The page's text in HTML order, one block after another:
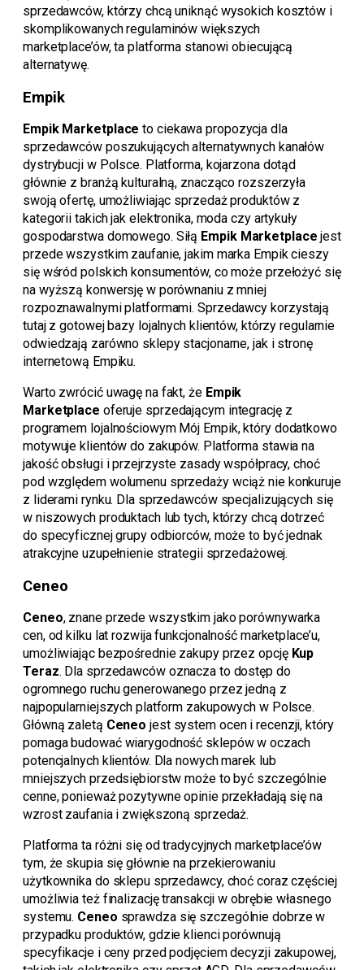
sprzedawców, którzy chcą uniknąć wysokich kosztów i
skomplikowanych regulaminów większych
marketplace’ów, ta platforma stanowi obiecującą
alternatywę.
Empik
Empik Marketplace to ciekawa propozycja dla
sprzedawców poszukujących alternatywnych kanałów
dystrybucji w Polsce. Platforma, kojarzona dotąd
głównie z branżą kulturalną, znacząco rozszerzyła
swoją ofertę, umożliwiając sprzedaż produktów z
kategorii takich jak elektronika, moda czy artykuły
gospodarstwa domowego. Siłą Empik Marketplace jest
przede wszystkim zaufanie, jakim marka Empik cieszy
się wśród polskich konsumentów, co może przełożyć się
na wyższą konwersję w porównaniu z mniej
rozpoznawalnymi platformami. Sprzedawcy korzystają
tutaj z gotowej bazy lojalnych klientów, którzy regularnie
odwiedzają zarówno sklepy stacjonarne, jak i stronę
internetową Empiku.
Warto zwrócić uwagę na fakt, że Empik
Marketplace oferuje sprzedającym integrację z
programem lojalnościowym Mój Empik, który dodatkowo
motywuje klientów do zakupów. Platforma stawia na
jakość obsługi i przejrzyste zasady współpracy, choć
pod względem wolumenu sprzedaży wciąż nie konkuruje
z liderami rynku. Dla sprzedawców specjalizujących się
w niszowych produktach lub tych, którzy chcą dotrzeć
do specyficznej grupy odbiorców, może to być jednak
atrakcyjne uzupełnienie strategii sprzedażowej.
Ceneo
Ceneo, znane przede wszystkim jako porównywarka
cen, od kilku lat rozwija funkcjonalność marketplace’u,
umożliwiając bezpośrednie zakupy przez opcję Kup
Teraz. Dla sprzedawców oznacza to dostęp do
ogromnego ruchu generowanego przez jedną z
najpopularniejszych platform zakupowych w Polsce.
Główną zaletą Ceneo jest system ocen i recenzji, który
pomaga budować wiarygodność sklepów w oczach
potencjalnych klientów. Dla nowych marek lub
mniejszych przedsiębiorstw może to być szczególnie
cenne, ponieważ pozytywne opinie przekładają się na
wzrost zaufania i zwiększoną sprzedaż.
Platforma ta różni się od tradycyjnych marketplace’ów
tym, że skupia się głównie na przekierowaniu
użytkownika do sklepu sprzedawcy, choć coraz częściej
umożliwia też finalizację transakcji w obrębie własnego
systemu. Ceneo sprawdza się szczególnie dobrze w
przypadku produktów, gdzie klienci porównują
specyfikacje i ceny przed podjęciem decyzji zakupowej,